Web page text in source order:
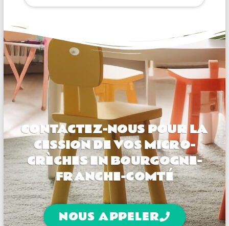
CONTACTEZ-NOUS POUR LA
CESSION DE VOS MICRO-
CRÈCHES EN BOURGOGNE-
FRANCHE-COMTÉ
NOUS APPELER